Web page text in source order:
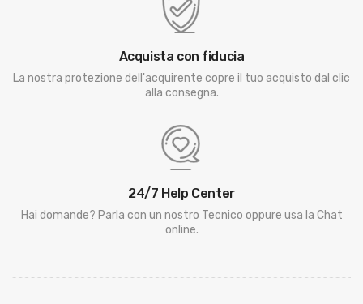
Acquista con fiducia
La nostra protezione dell'acquirente copre il tuo acquisto dal clic
alla consegna.
24/7 Help Center
Hai domande? Parla con un nostro Tecnico oppure usa la Chat
online.